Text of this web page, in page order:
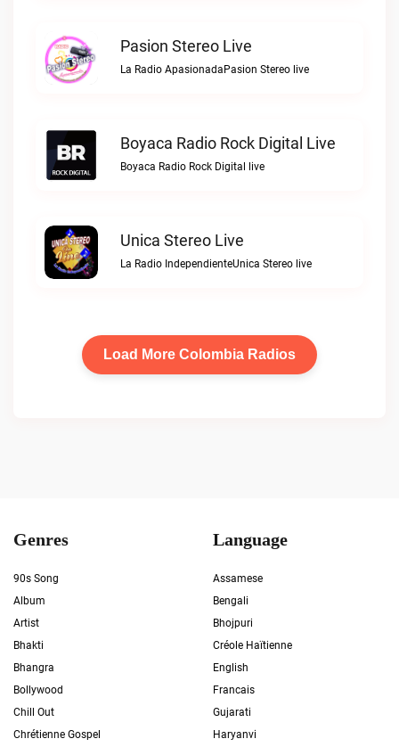
Pasion Stereo Live
La Radio ApasionadaPasion Stereo live
Boyaca Radio Rock Digital Live
Boyaca Radio Rock Digital live
Unica Stereo Live
La Radio IndependienteUnica Stereo live
Load More Colombia Radios
Genres
90s Song
Album
Artist
Bhakti
Bhangra
Bollywood
Chill Out
Chrétienne Gospel
Language
Assamese
Bengali
Bhojpuri
Créole Haïtienne
English
Francais
Gujarati
Haryanvi